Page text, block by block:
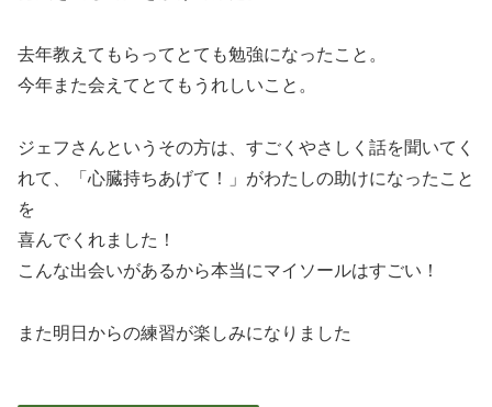
去年教えてもらってとても勉強になったこと。
今年また会えてとてもうれしいこと。
ジェフさんというその方は、すごくやさしく話を聞いてく
れて、「心臓持ちあげて！」がわたしの助けになったこと
を
喜んでくれました！
こんな出会いがあるから本当にマイソールはすごい！
また明日からの練習が楽しみになりました